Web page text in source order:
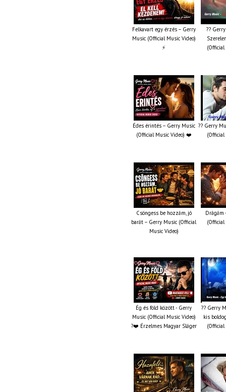
Felkavart egy érzés – Gerry
Music (Official Music Video)
⚡
??
(Official
Édes érintés – Gerry Music
(Official Music Video) ❤️
?? Gerry
(Official
Csöngess be hozzám, jó
barát – Gerry Music (Official
Music Video)
Drágám
(Official
Ég és föld között - Gerry
Music (Official Music Video)
?❤️ Érzelmes Magyar Sláger
?? Gerry
kis
(Official